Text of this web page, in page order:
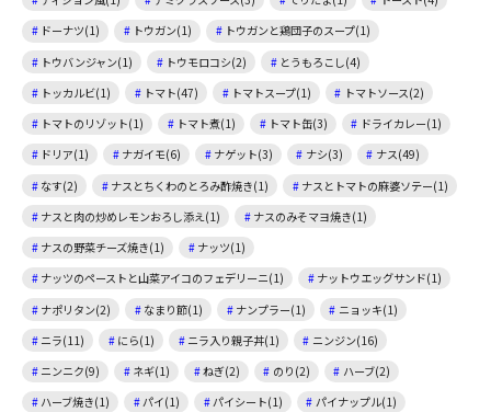
ドーナツ(1)
トウガン(1)
トウガンと鶏団子のスープ(1)
トウバンジャン(1)
トウモロコシ(2)
とうもろこし(4)
トッカルビ(1)
トマト(47) トマトスープ(1)
トマトソース(2)
トマトのリゾット(1)
トマト煮(1) トマト缶(3)
ドライカレー(1)
ドリア(1)
ナガイモ(6) ナゲット(3) ナシ(3)
ナス(49)
なす(2)
ナスとちくわのとろみ酢焼き(1)
ナスとトマトの麻婆ソテー(1)
ナスと肉の炒めレモンおろし添え(1)
ナスのみそマヨ焼き(1)
ナスの野菜チーズ焼き(1)
ナッツ(1)
ナッツのペーストと山菜アイコのフェデリーニ(1)
ナットウエッグサンド(1)
ナポリタン(2)
なまり節(1) ナンプラー(1)
ニョッキ(1)
ニラ(11)
にら(1) ニラ入り親子丼(1)
ニンジン(16)
ニンニク(9)
ネギ(1) ねぎ(2) のり(2)
ハーブ(2)
ハーブ焼き(1)
パイ(1) パイシート(1)
パイナップル(1)